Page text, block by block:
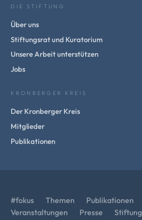
DIE STIFTUNG
Über uns
Stiftungsrat und Kuratorium
Unsere Arbeit unterstützen
Jobs
KRONBERGER KREIS
Der Kronberger Kreis
Mitglieder
Publikationen
#fokus Themen
Publikationen
Veranstaltungen
Presse
Stiftung